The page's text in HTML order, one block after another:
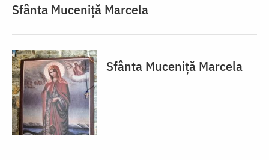
Sfânta Muceniță Marcela
Sfânta Muceniță Marcela